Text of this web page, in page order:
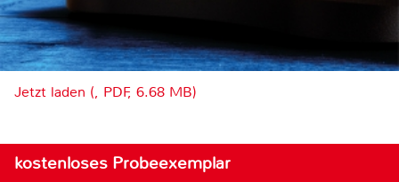
Jetzt laden (, PDF, 6.68 MB)
kostenloses Probeexemplar